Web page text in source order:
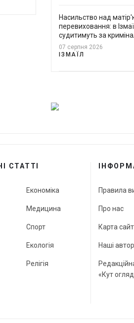
Насильство над
перевиховання: в
судитимуть за
07 серпня 2026
ІЗМАЇЛ
СТАТТІ
Економіка
Медицина
Спорт
Екологія
Релігія
Правила
Про нас
Карта
Наші
«Кут